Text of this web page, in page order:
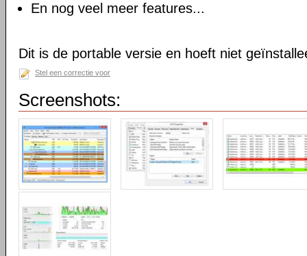
En nog veel meer features...
Dit is de portable versie en hoeft niet
Stel een correctie voor
Screenshots: